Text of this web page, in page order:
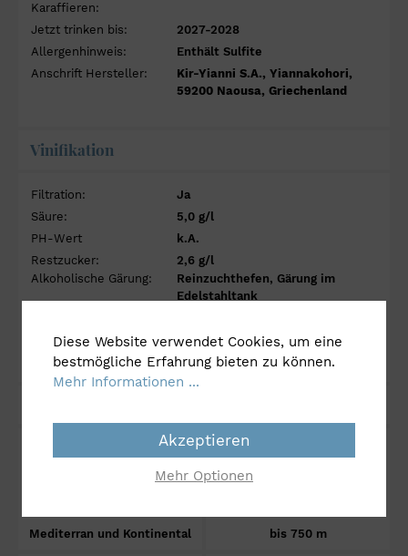
Karaffieren:
Jetzt trinken bis:
2027-2028
Allergenhinweis:
Enthält Sulfite
Anschrift Hersteller:
Kir-Yianni S.A., Yiannakohori,
59200 Naousa, Griechenland
Vinifikation
Filtration:
Ja
Säure:
5,0 g/l
PH-Wert
k.A.
Restzucker:
2,6 g/l
Alkoholische Gärung:
Reinzuchthefen, Gärung im
Edelstahltank
Malolaktische Gärung:
Nein
Ausbau:
8 Monate im Edelstahltank
Mediterran und Kontinental
Höhenlage über N.N.
bis 750 m
Diese Website verwendet Cookies, um eine
bestmögliche Erfahrung bieten zu können.
Mehr Informationen ...
Akzeptieren
Mehr Optionen